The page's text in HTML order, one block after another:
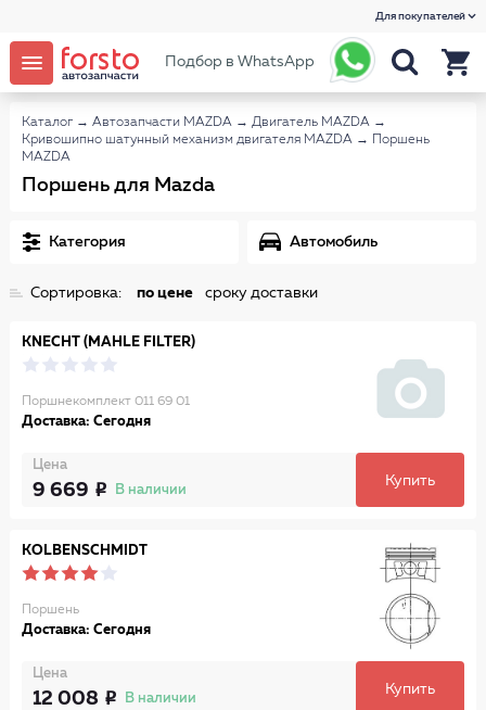
Для покупателей
Подбор в WhatsApp
Каталог → Автозапчасти MAZDA → Двигатель MAZDA →
Кривошипно шатунный механизм двигателя MAZDA →
Поршень
MAZDA
Поршень для Mazda
Категория Автомобиль
Сортировка: по цене сроку доставки
KNECHT (MAHLE FILTER)
Поршнекомплект 011 69 01
Доставка: Сегодня
Цена
9 669 В наличии
Купить
KOLBENSCHMIDT
Поршень
Доставка: Сегодня
Цена
12 008 В наличии
Купить